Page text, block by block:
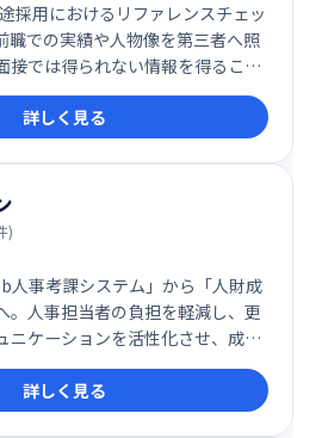
採用におけるリファレンスチェッ
職での実績や人物像を第三者へ照
接では得られない情報を得ること
スクの軽減に繋がるため、より最
企業におすすめです。
詳しく見る
)
人事考課システム」から「人財成
。人事担当者の負担を軽減し、更
ニケーションを活性化させ、成長
詳しく見る